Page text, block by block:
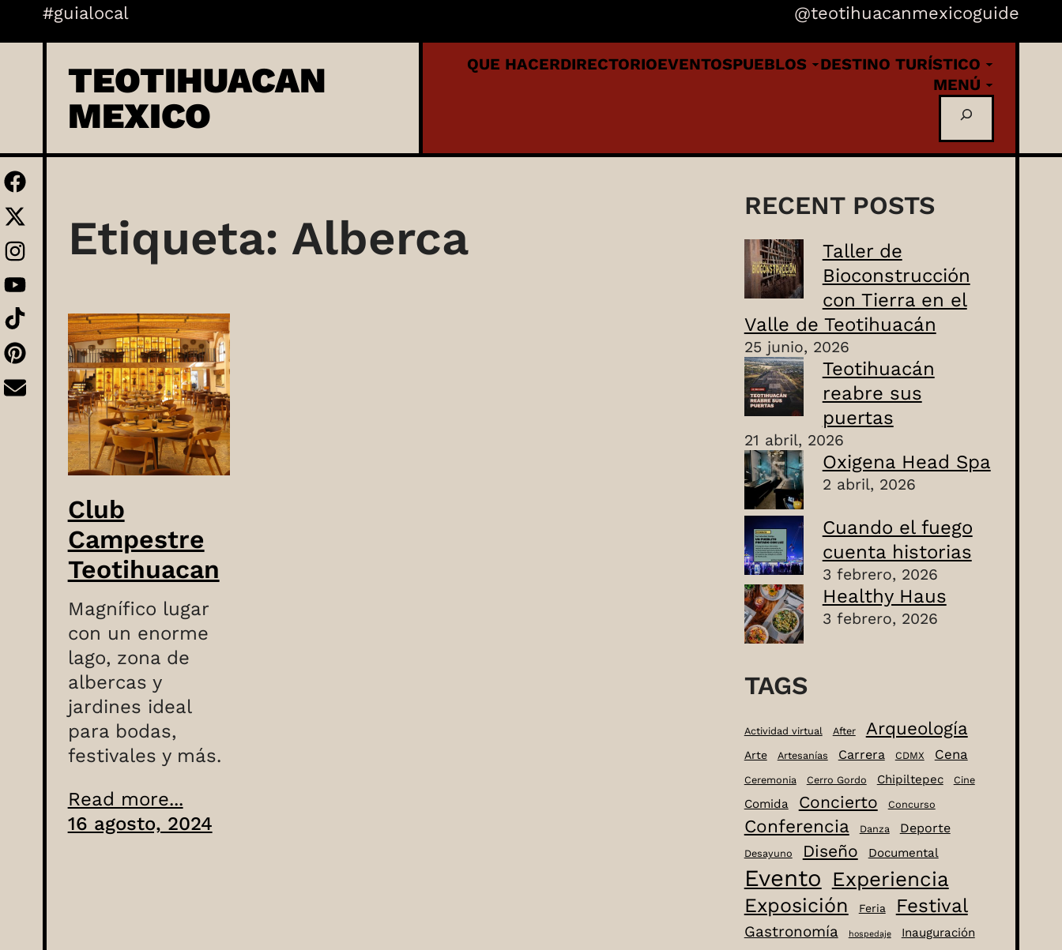
#guialocal @teotihuacanmexicoguide
TEOTIHUACAN
MEXICO
QUE HACERDIRECTORIOEVENTOSPUEBLOS
DESTINO TURÍSTICO
MENÚ
Buscar
Etiqueta: Alberca
Club
Campestre
Teotihuacan
Magnífico lugar
con un enorme
lago, zona de
albercas y
jardines ideal
para bodas,
festivales y más.
Read more...
16 agosto, 2024
RECENT POSTS
Taller de
Bioconstrucción
con Tierra en el
Valle de Teotihuacán
25 junio, 2026
Teotihuacán
reabre sus
puertas
21 abril, 2026
Oxigena Head Spa
2 abril, 2026
Cuando el fuego
cuenta historias
3 febrero, 2026
Healthy Haus
3 febrero, 2026
TAGS
Actividad virtual After Arqueología
Arte Artesanías Carrera CDMX Cena
Ceremonia Cerro Gordo Chipiltepec Cine
Comida Concierto Concurso
Conferencia Danza Deporte
Desayuno Diseño Documental
Evento Experiencia
Exposición Feria Festival
Gastronomía hospedaje Inauguración